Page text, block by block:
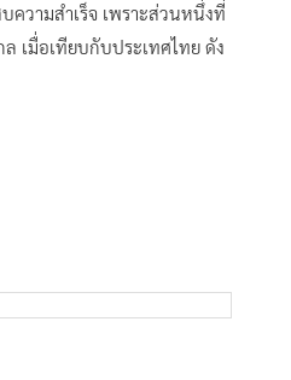
วามสำเร็จ เพราะส่วนหนึ่งที่
เมื่อเทียบกับประเทศไทย ดัง